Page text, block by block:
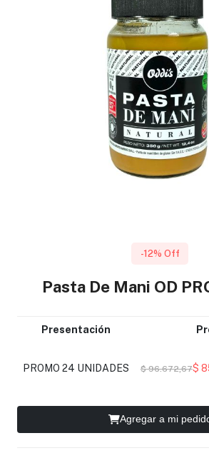
-12% Off
Pasta De Mani OD
Presentación
PROMO 24 UNIDADES $ 96.672,67$
Agregar a mi